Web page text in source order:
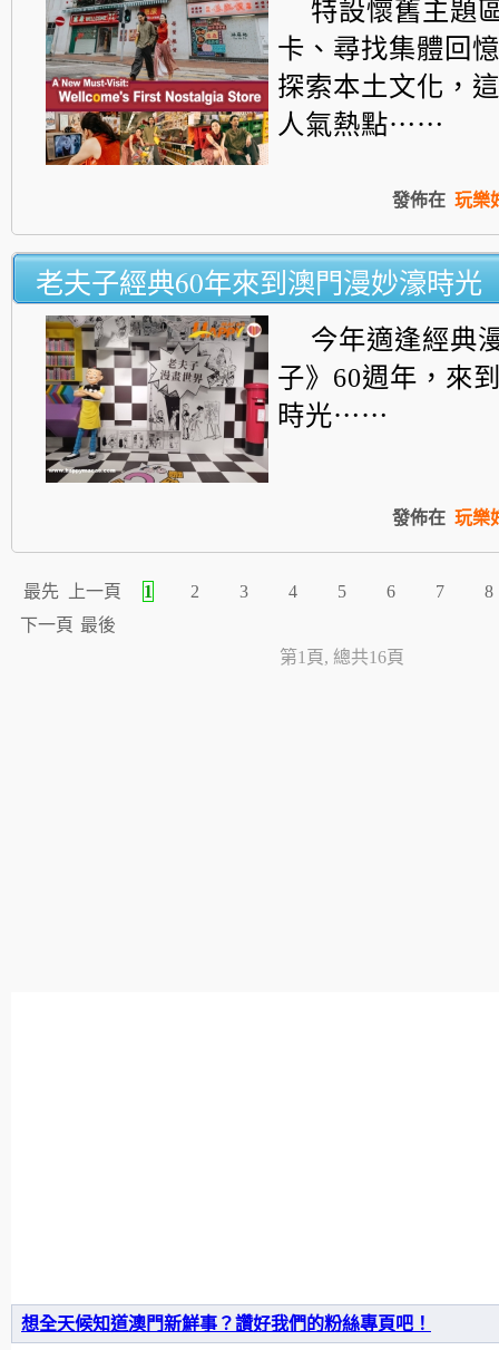
特設懷舊主題
卡、尋找集體回
探索本土文化，
人氣熱點⋯⋯
發佈在 玩樂
老夫子經典60年來到澳門漫妙濠時光
今年適逢經典
子》60週年，來
時光⋯⋯
發佈在 玩樂
最先 上一頁 1 2 3 4 5 6 7
8
下一頁 最後
第1頁, 總共16頁
想全天候知道澳門新鮮事？讚好我們的粉絲專頁吧！